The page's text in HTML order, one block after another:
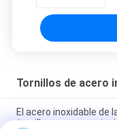
Tornillos de acero
El acero inoxidable de
tornillos gruesos